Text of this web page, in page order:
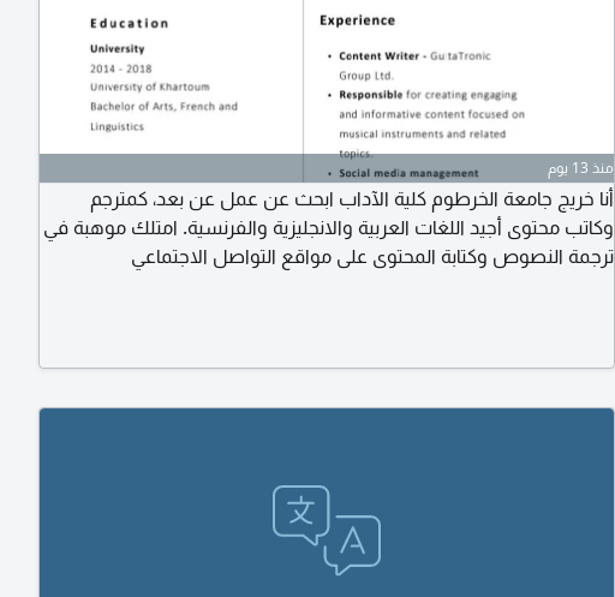
منذ 13 يوم
أنا خريج جامعة الخرطوم كلية الآداب ابحث عن عمل عن بعد، كمترجم
وكاتب محتوى أجيد اللغات العربية والانجليزية والفرنسية. امتلك موهبة في
ترجمة النصوص وكتابة المحتوى على مواقع التواصل الاجتماعي